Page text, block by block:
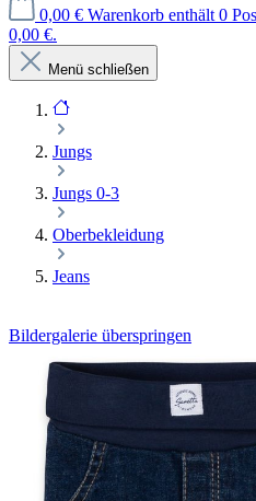
0,00 € Warenkorb enthält 0
0,00 €.
Menü schließen
Jungs
Jungs 0-3
Oberbekleidung
Jeans
Bildergalerie überspringen